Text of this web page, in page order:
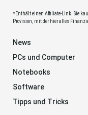
*Enthält einen Affiliate-Link. Sie
Provision, mit der hier alles
News
PCs und Computer
Notebooks
Software
Tipps und Tricks